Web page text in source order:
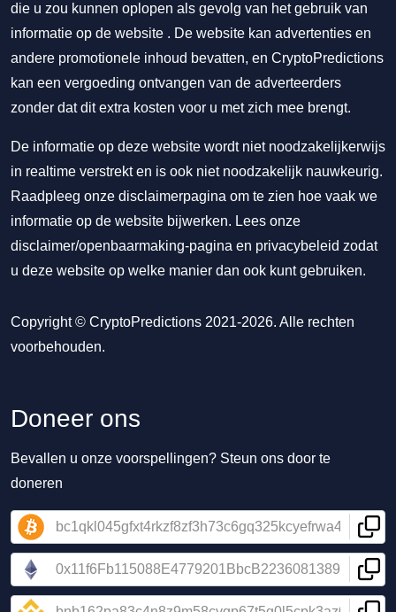
die u zou kunnen oplopen als gevolg van het gebruik van
informatie op de website . De website kan advertenties en
andere promotionele inhoud bevatten, en CryptoPredictions
kan een vergoeding ontvangen van de adverteerders
zonder dat dit extra kosten voor u met zich mee brengt.
De informatie op deze website wordt niet noodzakelijkerwijs
in realtime verstrekt en is ook niet noodzakelijk nauwkeurig.
Raadpleeg onze disclaimerpagina om te zien hoe vaak we
informatie op de website bijwerken. Lees onze
disclaimer/openbaarmaking-pagina en privacybeleid zodat
u deze website op welke manier dan ook kunt gebruiken.
Copyright © CryptoPredictions 2021-2026. Alle rechten
voorbehouden.
Doneer ons
Bevallen u onze voorspellingen? Steun ons door te
doneren